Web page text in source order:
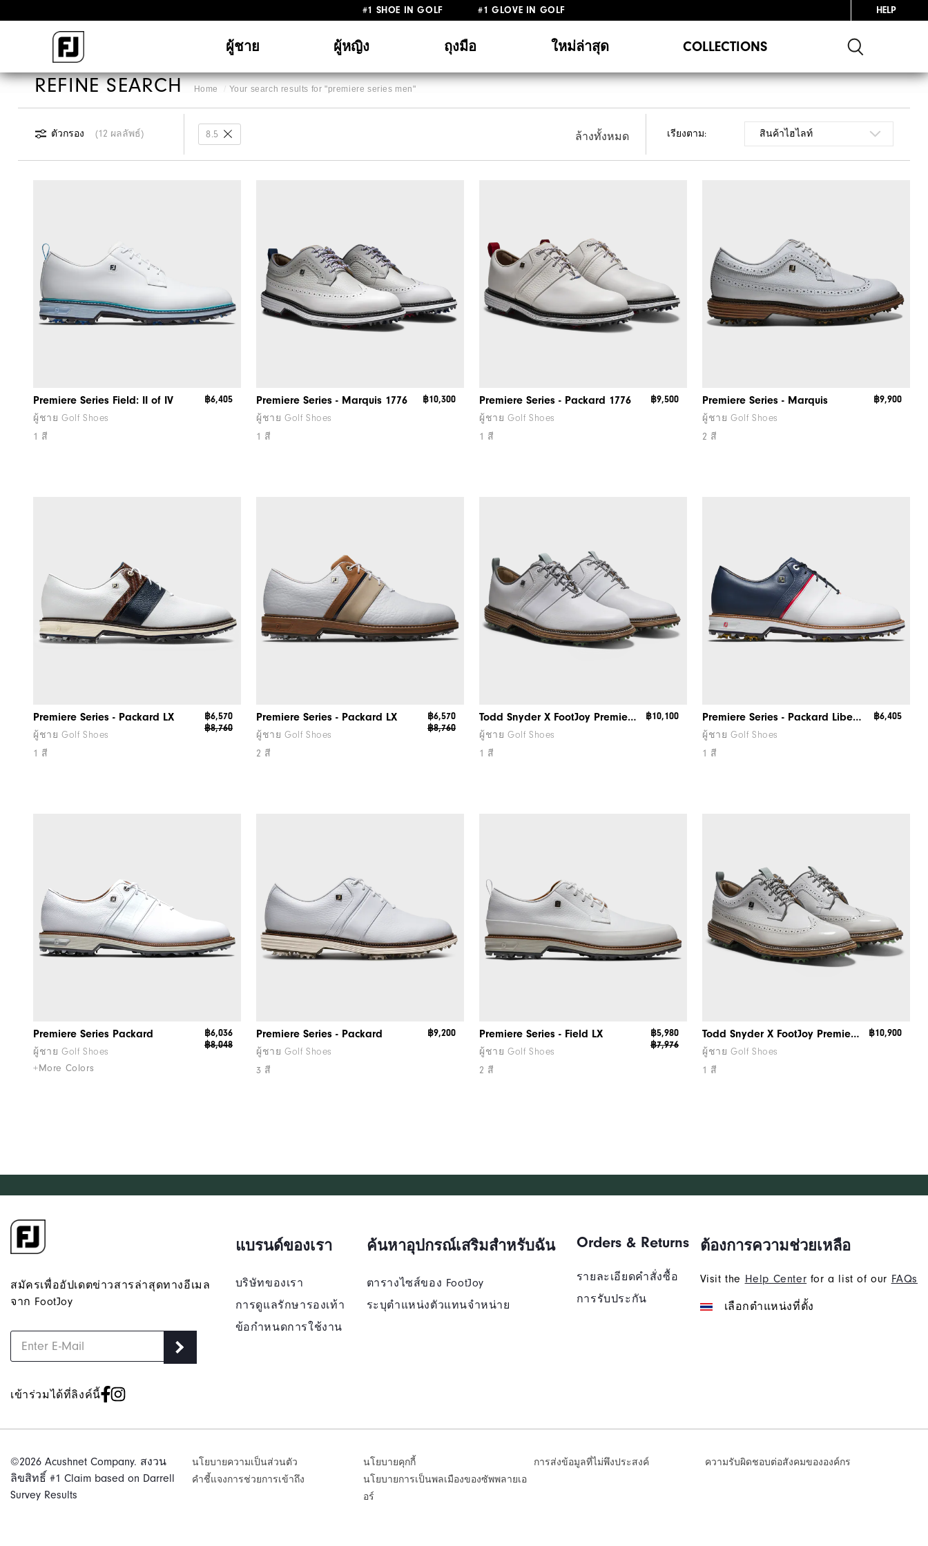
#1 SHOE IN GOLF #1 GLOVE IN GOLF HELP
ผู้ชาย ผู้หญิง ถุงมือ ใหม่ล่าสุด COLLECTIONS
Home Your search results for "premiere series men"
REFINE SEARCH
ตัวกรอง 12 ผลลัพธ์ 8.5 ล้างทั้งหมด เรียงตาม:
Premiere Series Field: II of IV
ผู้ชาย Golf Shoes
1 สี
฿6,405 Premiere Series - Marquis 1776
ผู้ชาย Golf Shoes
1 สี
฿10,300 Premiere Series - Packard 1776
ผู้ชาย Golf Shoes
1 สี
฿9,500 Premiere Series - Marquis
ผู้ชาย Golf Shoes
2 สี
฿9,900
Premiere Series - Packard LX
ผู้ชาย Golf Shoes
1 สี
฿8,760
฿6,570 Premiere Series - Packard LX
ผู้ชาย Golf Shoes
2 สี
฿8,760
฿6,570 Todd Snyder X FootJoy Premiere Series - Packard
ผู้ชาย Golf Shoes
1 สี
฿10,100 Premiere Series - Packard Liberty
ผู้ชาย Golf Shoes
1 สี
฿6,405
Premiere Series Packard
ผู้ชาย Golf Shoes
+More Colors
฿8,048
฿6,036 Premiere Series - Packard
ผู้ชาย Golf Shoes
3 สี
฿9,200 Premiere Series - Field LX
ผู้ชาย Golf Shoes
2 สี
฿7,976
฿5,980 Todd Snyder X FootJoy Premiere Series - Marquis
ผู้ชาย Golf Shoes
1 สี
฿10,900
สมัครเพื่ออัปเดตข่าวสารล่าสุดทางอีเมล
จาก FootJoy
เข้าร่วมได้ที่ลิงค์นี้
แบรนด์ของเรา
บริษัทของเรา
การดูแลรักษารองเท้า
ข้อกำหนดการใช้งาน
ค้นหาอุปกรณ์เสริมสำหรับฉัน
ตารางไซส์ของ FootJoy
ระบุตําแหน่งตัวแทนจําหน่าย
Orders & Returns
รายละเอียดคำสั่งซื้อ
การรับประกัน
ต้องการความช่วยเหลือ
Visit the Help Center for a list of our FAQs
เลือกตำแหน่งที่ตั้ง
©2026 Acushnet Company. สงวน
ลิขสิทธิ์ #1 Claim based on Darrell
Survey Results
นโยบายความเป็นส่วนตัว นโยบายคุกกี้ การส่งข้อมูลที่ไม่พึงประสงค์
ความรับผิดชอบต่อสังคมขององค์กร
คําชี้แจงการช่วยการเข้าถึง
นโยบายการเป็นพลเมืองของซัพพลายเอ
อร์